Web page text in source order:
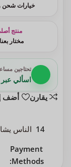
خيارات شحن
منتج
مختار
تحتاجين
اسألي
يقارن
أضف
14 الناس
Payment
Methods: